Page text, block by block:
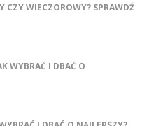
CZY WIECZOROWY? SPRAWDŹ